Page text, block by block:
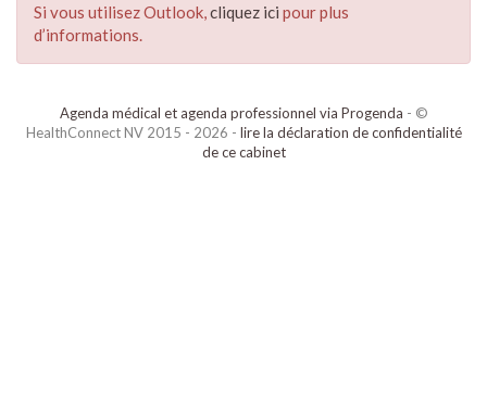
Si vous utilisez Outlook,cliquez ici pour plus
d’informations.
Agenda médical et agenda professionnel via Progenda - ©
HealthConnect NV 2015 - 2026 - lire la déclaration de confidentialité
de ce cabinet